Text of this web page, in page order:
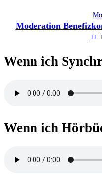
Moderation
11.
Wenn ich
Wenn ich